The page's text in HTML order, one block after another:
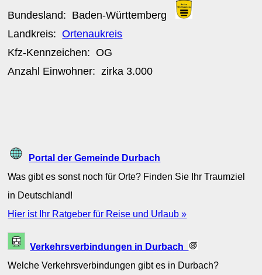
Bundesland: Baden-Württemberg
Landkreis:Ortenaukreis
Kfz-Kennzeichen:OG
Anzahl Einwohner: zirka 3.000
Portal der Gemeinde Durbach
Was gibt es sonst noch für Orte? Finden Sie Ihr Traumziel
in Deutschland!
Hier ist Ihr Ratgeber für Reise und Urlaub »
Verkehrsverbindungen in Durbach
Welche Verkehrsverbindungen gibt es in Durbach?